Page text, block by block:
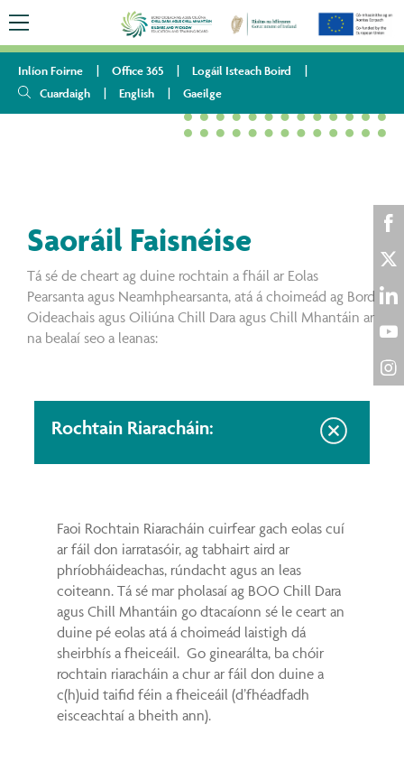
Inlíon Foirne Office 365
Logáil Isteach Boird
Cuardaigh
English Gaeilge
Saoráil Faisnéise
Tá sé de cheart ag duine rochtain a fháil ar Eolas
Pearsanta agus Neamhphearsanta, atá á choimeád ag Bord
Oideachais agus Oiliúna Chill Dara agus Chill Mhantáin ar
na bealaí seo a leanas:
Rochtain Riaracháin:
Faoi Rochtain Riaracháin cuirfear gach eolas cuí
ar fáil don iarratasóir, ag tabhairt aird ar
phríobháideachas, rúndacht agus an leas
coiteann. Tá sé mar pholasaí ag BOO Chill Dara
agus Chill Mhantáin go dtacaíonn sé le ceart an
duine pé eolas atá á choimeád laistigh dá
sheirbhís a fheiceáil. Go ginearálta, ba chóir
rochtain riaracháin a chur ar fáil don duine a
c(h)uid taifid féin a fheiceáil (d’fhéadfadh
eisceachtaí a bheith ann).
on
on
on
on